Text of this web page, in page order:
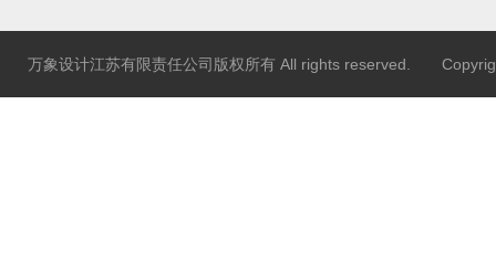
万象设计江苏有限责任公司版权所有 All rights reserved.